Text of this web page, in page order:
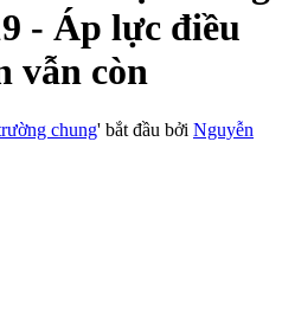
- Áp lực điều
vẫn còn
chung' bắt đầu bởi Nguyễn